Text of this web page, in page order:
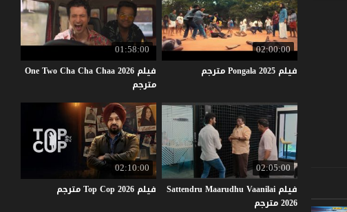
02:00:00
فيلم Pongala2025 مترجم
01:58:00
فيلم One Two Cha Cha Chaa 2026
مترجم
02:05:00
فيلم Sattendru Maarudhu Vaanilai
2026 مترجم
02:10:00
فيلم TopCop2026 مترجم